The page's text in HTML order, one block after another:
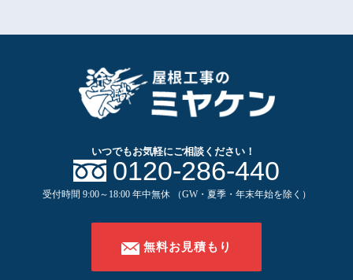
いつでもお気軽にご相談ください！
0120-286-440
受付時間 9:00～18:00 年中無休 （GW・夏季・年末年始を除く）
無料お見積もり